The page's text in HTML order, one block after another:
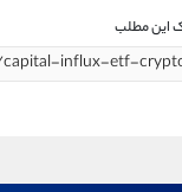
این مطلب